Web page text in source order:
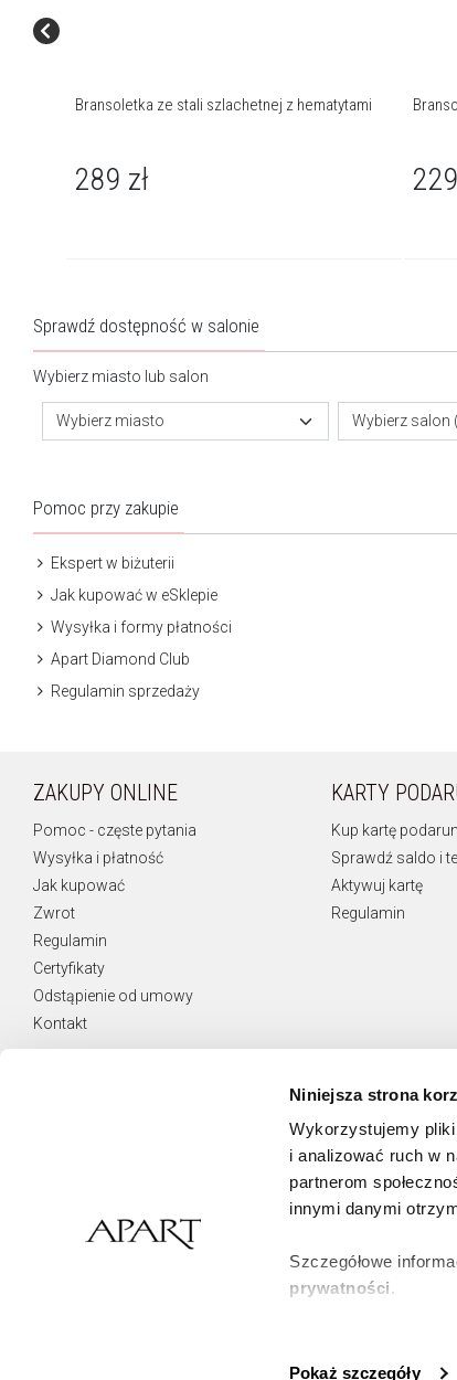
Niniejsza strona
Wykorzystujemy
i analizować ruch w
partnerom
innymi danymi
Szczegółowe
prywatności.
korzystamy. Możesz
Pokaż szczegóły
Bransoletka ze stali szlachetnej z hematytami
289 zł 229
Sprawdź dostępność w salonie
Wybierz miasto lub salon
Wybierz miasto Wybierz salon
Pomoc przy zakupie
Ekspert w biżuterii
Jak kupować w eSklepie
Wysyłka i formy płatności
Apart Diamond Club
Regulamin sprzedaży
ZAKUPY ONLINE
Pomoc - częste pytania
Wysyłka i płatność
Jak kupować
Zwrot
Regulamin
Certyfikaty
Odstąpienie od umowy
Kontakt
KARTY
Kup kartę
Sprawdź saldo i
Aktywuj kartę
Regulamin
Zamawiam usługę Newsletter i wyrażam zgodę
na świadczenie jej na podstawie
Zapisz się